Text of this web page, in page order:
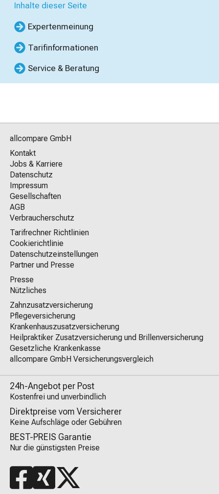
Inhalte dieser Seite
Expertenmeinung
Tarifinformationen
Service & Beratung
allcompare GmbH
Kontakt
Jobs & Karriere
Datenschutz
Impressum
Gesellschaften
AGB
Verbraucherschutz
Tarifrechner Richtlinien
Cookierichtlinie
Datenschutzeinstellungen
Partner und Presse
Presse
Nützliches
Zahnzusatzversicherung
Pflegeversicherung
Krankenhauszusatzversicherung
Heilpraktiker Zusatzversicherung und Brillenversicherung
Gesetzliche Krankenkasse
allcompare GmbH Versicherungsvergleich
24h-Angebot per Post
Kostenfrei und unverbindlich
Direktpreise vom Versicherer
Keine Aufschläge oder Gebühren
BEST-PREIS Garantie
Nur die günstigsten Preise